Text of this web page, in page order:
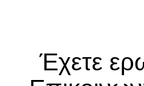
Έχετε